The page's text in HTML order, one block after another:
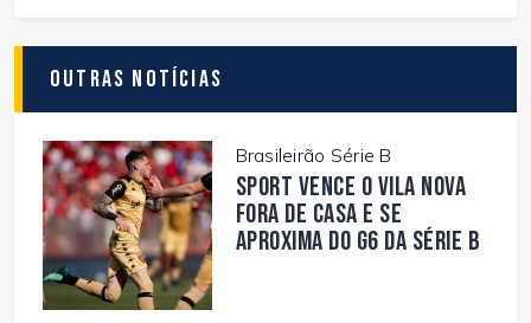
Outras Notícias
Brasileirão Série B
Sport vence o Vila Nova
fora de casa e se
aproxima do G6 da Série B